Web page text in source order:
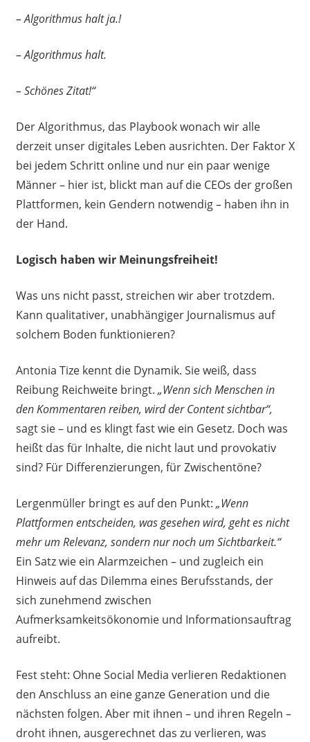
– Algorithmus halt ja.!
– Algorithmus halt.
– Schönes Zitat!“
Der Algorithmus, das Playbook wonach wir alle
derzeit unser digitales Leben ausrichten. Der Faktor X
bei jedem Schritt online und nur ein paar wenige
Männer – hier ist, blickt man auf die CEOs der großen
Plattformen, kein Gendern notwendig – haben ihn in
der Hand.
Logisch haben wir Meinungsfreiheit!
Was uns nicht passt, streichen wir aber trotzdem.
Kann qualitativer, unabhängiger Journalismus auf
solchem Boden funktionieren?
Antonia Tize kennt die Dynamik. Sie weiß, dass
Reibung Reichweite bringt.„Wenn sich Menschen in
den Kommentaren reiben, wird der Content sichtbar“,
sagt sie – und es klingt fast wie ein Gesetz. Doch was
heißt das für Inhalte, die nicht laut und provokativ
sind? Für Differenzierungen, für Zwischentöne?
Lergenmüller bringt es auf den Punkt:„Wenn
Plattformen entscheiden, was gesehen wird, geht es nicht
mehr um Relevanz, sondern nur noch um Sichtbarkeit.“
Ein Satz wie ein Alarmzeichen – und zugleich ein
Hinweis auf das Dilemma eines Berufsstands, der
sich zunehmend zwischen
Aufmerksamkeitsökonomie und Informationsauftrag
aufreibt.
Fest steht: Ohne Social Media verlieren Redaktionen
den Anschluss an eine ganze Generation und die
nächsten folgen. Aber mit ihnen – und ihren Regeln –
droht ihnen, ausgerechnet das zu verlieren, was